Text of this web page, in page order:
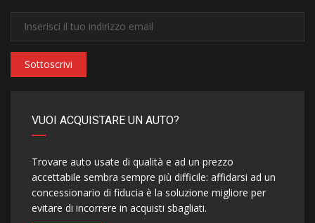
Sottoscrivi
VUOI ACQUISTARE UN AUTO?
Trovare auto usate di qualità e ad un prezzo
accettabile sembra sempre più difficile: affidarsi ad un
concessionario di fiducia è la soluzione migliore per
evitare di incorrere in acquisti sbagliati.